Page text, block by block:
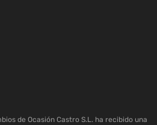
de Ocasión Castro S.L. ha recibido una